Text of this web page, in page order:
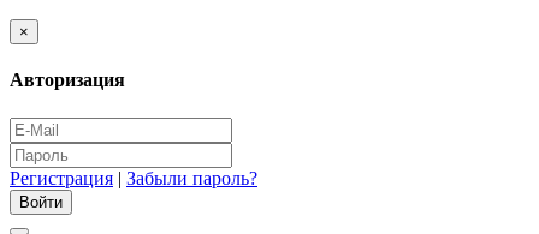
×
Авторизация
Регистрация | Забыли пароль?